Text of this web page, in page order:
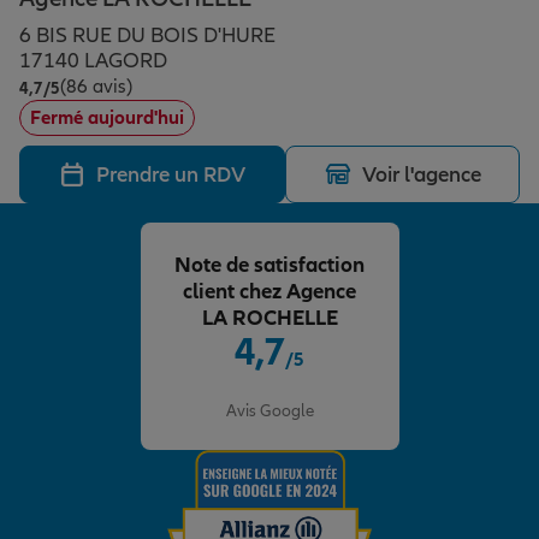
Assurance emprunteur
Prévoyance et dépendance
Assurance animal de compagnie
Protection de la famille
Protection juridique
Épargne & retraite
Plan épargne retraite
Assurance vie
Placements financiers
Investissements immobiliers
Transmission
Vos projets
Partir en vacances
Départ à la retraite
Préparer l’avenir
Conseil assurance
Assurance habitation
Le Pack Famille
Allianz en France
6 BIS RUE DU BOIS D'HURE
17140 LAGORD
4,7/5Note de 4.7 sur 5
(86 avis)
Fermé aujourd'hui
Prendre un RDV Voir l'agence
4,7/5
Avis Google
Note de satisfaction
client chez Agence
LA ROCHELLE